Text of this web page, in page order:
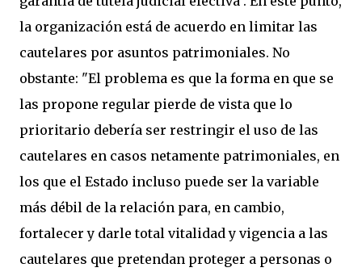
la organización está de acuerdo en limitar las
cautelares por asuntos patrimoniales. No
obstante: "El problema es que la forma en que se
las propone regular pierde de vista que lo
prioritario debería ser restringir el uso de las
cautelares en casos netamente patrimoniales, en
los que el Estado incluso puede ser la variable
más débil de la relación para, en cambio,
fortalecer y darle total vitalidad y vigencia a las
cautelares que pretendan proteger a personas o